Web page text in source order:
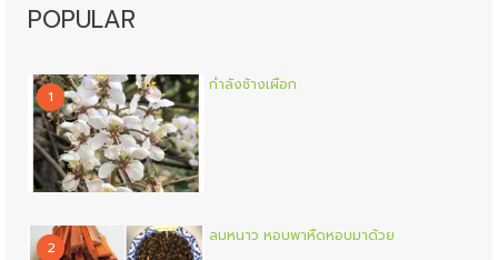
POPULAR
1
กำลังช้างเผือก
2
ลมหนาว หอบพาหืดหอบมาด้วย